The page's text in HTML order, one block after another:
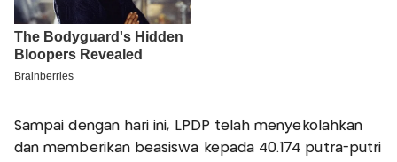
Sampai dengan hari ini, LPDP telah menyekolahkan
dan memberikan beasiswa kepada 40.174 putra-putri